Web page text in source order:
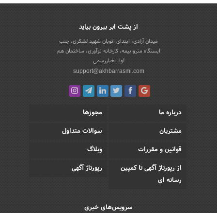
از پشت ابر بیرون بیاید
میدان آزادی، ابتدای اتوبان شهید لشکری، جنب
ایستگاه مترو بیمه، کارخانه نوآوری، ساختمان هم
آوا، اخباررسمی
support@akhbarrasmi.com
درباره ما
مجوزها
مشتریان
سوالات متداول
قوانین و مقررات
وبلاگ
از رپورتاژ آگهی تا کمپین
رسانه ای
رپورتاژ آگهی
سرویس‌های خبری